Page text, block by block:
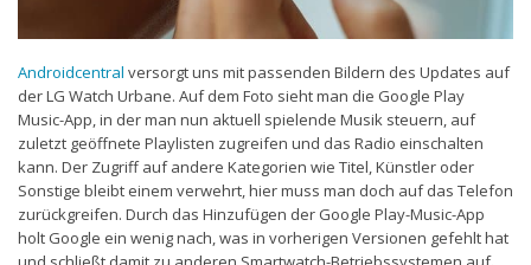
Androidcentral versorgt uns mit passenden Bildern des Updates auf
der LG Watch Urbane. Auf dem Foto sieht man die Google Play
Music-App, in der man nun aktuell spielende Musik steuern, auf
zuletzt geöffnete Playlisten zugreifen und das Radio einschalten
kann. Der Zugriff auf andere Kategorien wie Titel, Künstler oder
Sonstige bleibt einem verwehrt, hier muss man doch auf das Telefon
zurückgreifen. Durch das Hinzufügen der Google Play-Music-App
holt Google ein wenig nach, was in vorherigen Versionen gefehlt hat